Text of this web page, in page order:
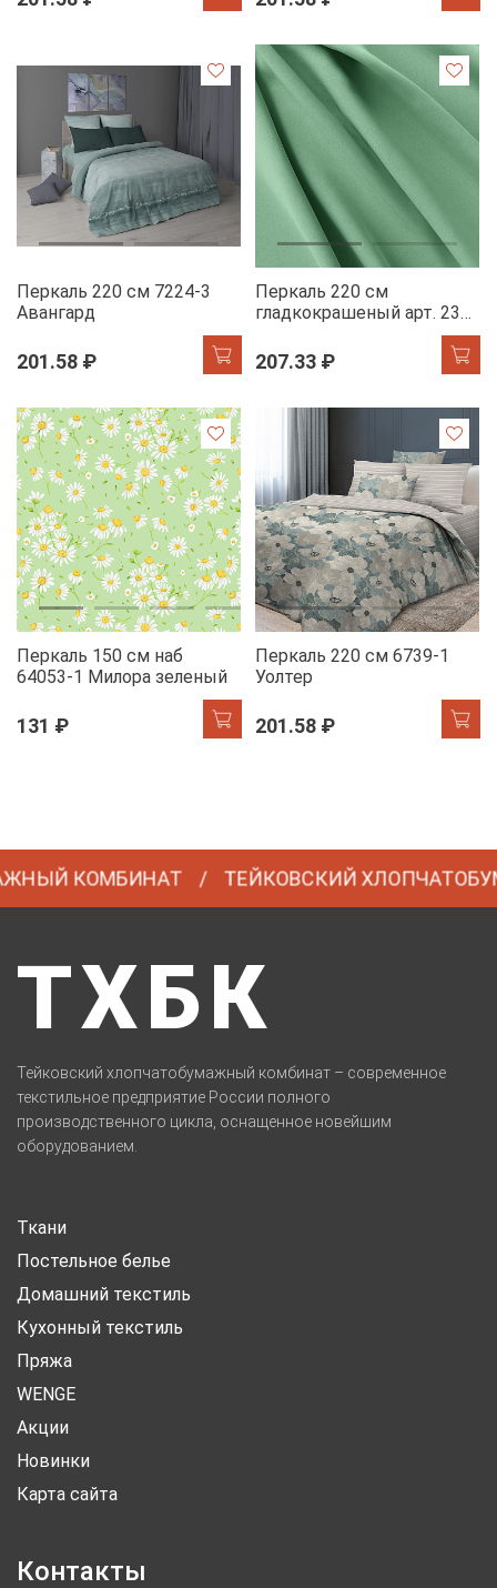
Перкаль 220 см 7224-3
Авангард
201.58 ₽
Перкаль 220 см
гладкокрашеный арт. 239
86082-9 темный шалфей
АК
207.33 ₽
Перкаль 150 см наб
64053-1 Милора зеленый
131 ₽
Перкаль 220 см 6739-1
Уолтер
201.58 ₽
КОМБИНАТ ТЕЙКОВСКИЙ
ТХБК
Тейковский хлопчатобумажный комбинат – современное
текстильное предприятие России полного
производственного цикла, оснащенное новейшим
оборудованием.
Ткани
Постельное белье
Домашний текстиль
Кухонный текстиль
Пряжа
WENGE
Акции
Новинки
Карта сайта
Контакты